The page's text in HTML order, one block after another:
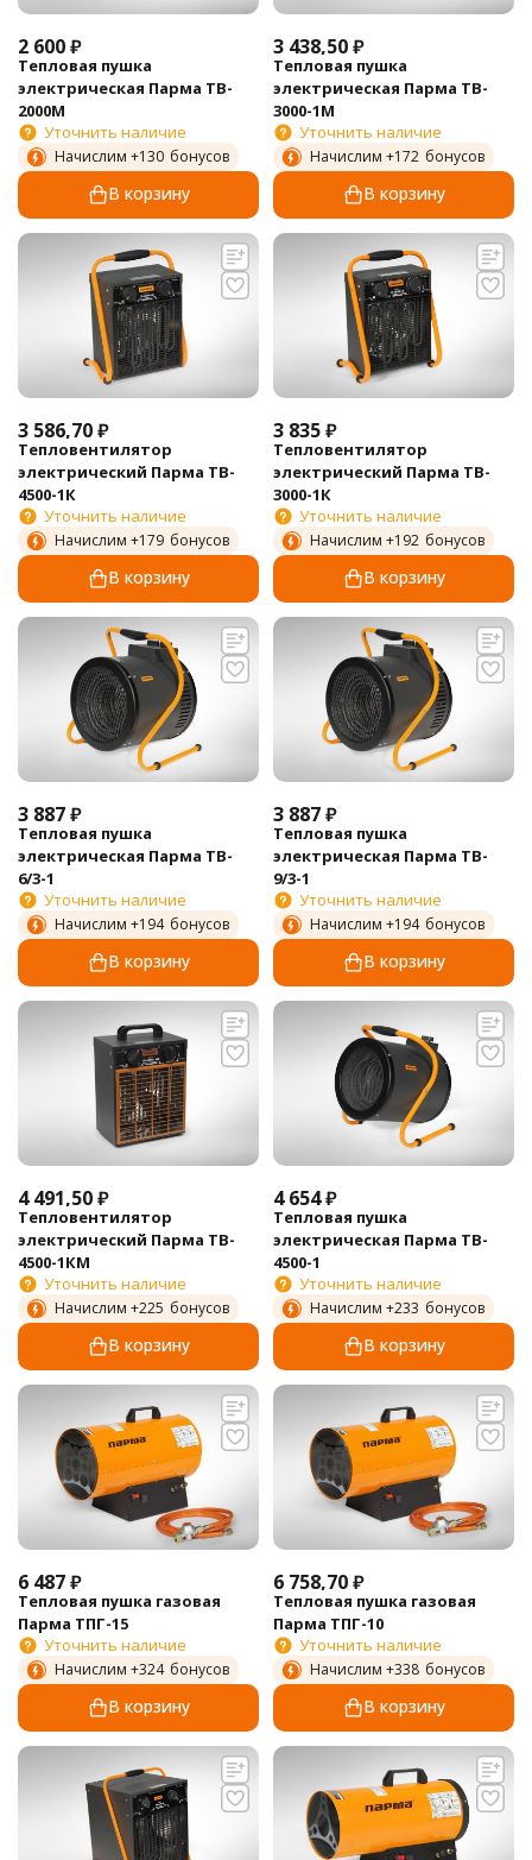
2 600₽
Тепловая пушка
электрическая Парма TB-
2000М
Уточнить наличие
Начислим +130 бонусов
В корзину
3 438,50₽
Тепловая пушка
электрическая Парма TB-
3000-1М
Уточнить наличие
Начислим +172 бонусов
В корзину
3 586,70₽
Тепловентилятор
электрический Парма TB-
4500-1К
Уточнить наличие
Начислим +179 бонусов
В корзину
3 835₽
Тепловентилятор
электрический Парма TB-
3000-1К
Уточнить наличие
Начислим +192 бонусов
В корзину
3 887₽
Тепловая пушка
электрическая Парма TB-
6/3-1
Уточнить наличие
Начислим +194 бонусов
В корзину
3 887₽
Тепловая пушка
электрическая Парма TB-
9/3-1
Уточнить наличие
Начислим +194 бонусов
В корзину
4 491,50₽
Тепловентилятор
электрический Парма TB-
4500-1КМ
Уточнить наличие
Начислим +225 бонусов
В корзину
4 654₽
Тепловая пушка
электрическая Парма TB-
4500-1
Уточнить наличие
Начислим +233 бонусов
В корзину
6 487₽
Тепловая пушка газовая
Парма ТПГ-15
Уточнить наличие
Начислим +324 бонусов
В корзину
6 758,70₽
Тепловая пушка газовая
Парма ТПГ-10
Уточнить наличие
Начислим +338 бонусов
В корзину